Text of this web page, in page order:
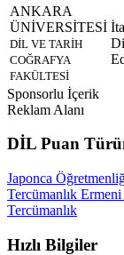
ANKARA
ÜNİVERSİTESİ
DİL VE TARİH
COĞRAFYA
FAKÜLTESİ
Sponsorlu İçerik
Reklam Alanı
DİL Puan
Japonca
Tercümanlık
Tercümanlık
Hızlı Bilgiler